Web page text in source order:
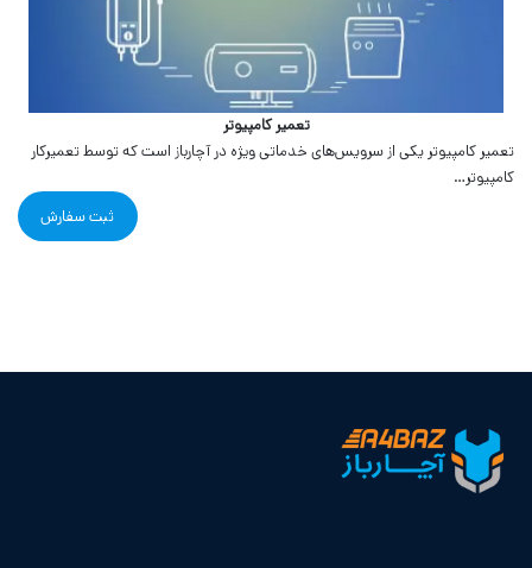
تعمیر کامپیوتر
تعمیر کامپیوتر یکی از سرویس‌های خدماتی ویژه در آچارباز است که توسط تعمیرکار
کامپیوتر…
ثبت سفارش